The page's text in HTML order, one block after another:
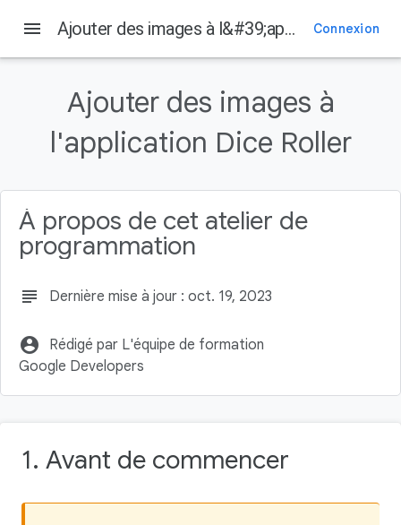
Avant de commencer
Conditions préalables
Points abordés
Objectifs de l'atelier
menu Ajouter des images à l&#39;application Dice Roller Connexion
Ajouter des images à
l'application Dice Roller
À propos de cet atelier de
programmation
subject Dernière mise à jour : oct. 19, 2023
account_circle
Rédigé par L'équipe de formation
Google Developers
1. Avant de commencer